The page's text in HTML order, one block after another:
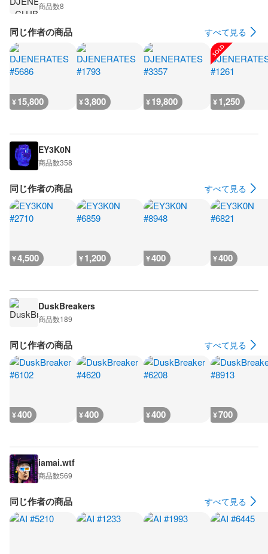
商品数8
同じ作者の商品 すべて見る
¥15,800 ¥3,800 ¥19,800 ¥1,250
EY3K0N
商品数358
同じ作者の商品 すべて見る
¥4,500 ¥1,200 ¥400 ¥400
DuskBreakers
商品数189
同じ作者の商品 すべて見る
¥400 ¥400 ¥400 ¥700
iamai.wtf
商品数569
同じ作者の商品 すべて見る